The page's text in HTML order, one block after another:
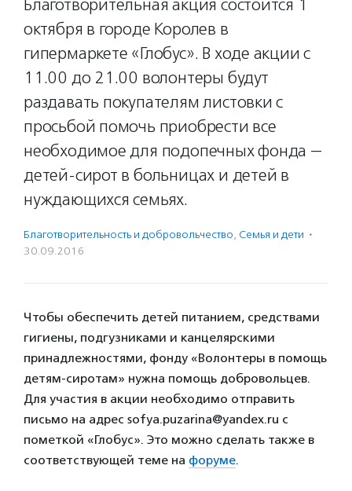
Благотворительная акция состоится 1
октября в городе Королев в
гипермаркете «Глобус». В ходе акции с
11.00 до 21.00 волонтеры будут
раздавать покупателям листовки с
просьбой помочь приобрести все
необходимое для подопечных фонда —
детей-сирот в больницах и детей в
нуждающихся семьях.
Благотвори­тель­ность и доброволь­чест­во, Семья и дети ·
30.09.2016
Чтобы обеспечить детей питанием, средствами
гигиены, подгузниками и канцелярскими
принадлежностями, фонду «Волонтеры в помощь
детям-сиротам» нужна помощь добровольцев.
Для участия в акции необходимо отправить
письмо на адрес sofya.puzarina@yandex.ru с
пометкой «Глобус». Это можно сделать также в
соответствующей теме на форуме.